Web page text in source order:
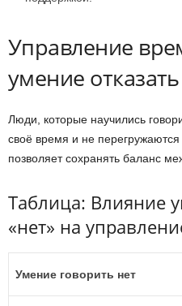
Управление
умение отказать
Люди, которые научились
своё время и не
позволяет сохранять баланс
Таблица: Влияние
«нет» на
Умение говорить нет